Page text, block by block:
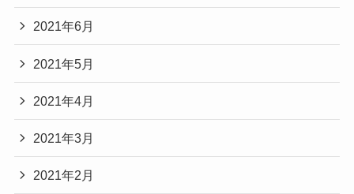
2021年6月
2021年5月
2021年4月
2021年3月
2021年2月